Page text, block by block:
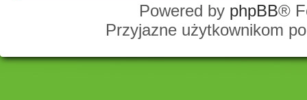
Powered by phpBB®
Przyjazne użytkownikom